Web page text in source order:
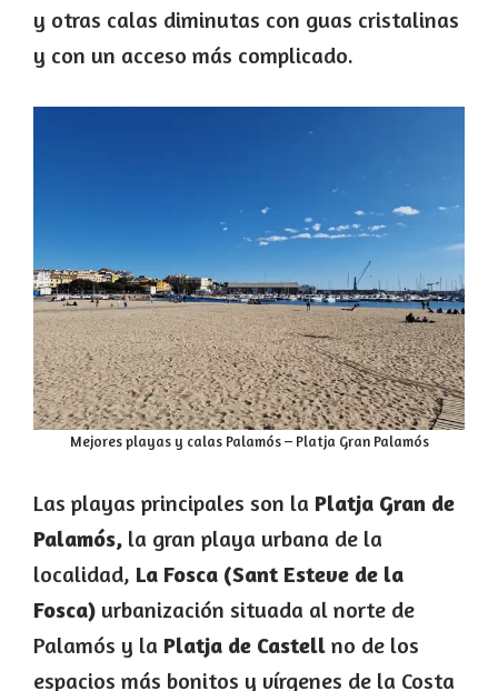
y otras calas diminutas con guas cristalinas
y con un acceso más complicado.
Mejores playas y calas Palamós – Platja Gran Palamós
Las playas principales son la Platja Gran de
Palamós, la gran playa urbana de la
localidad, La Fosca (Sant Esteve de la
Fosca) urbanización situada al norte de
Palamós y la Platja de Castell no de los
espacios más bonitos y vírgenes de la Costa